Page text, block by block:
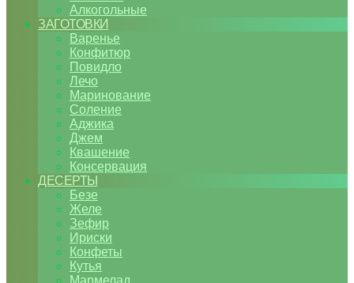
Алкогольные
ЗАГОТОВКИ
Варенье
Конфитюр
Повидло
Лечо
Маринование
Соление
Аджика
Джем
Квашение
Консервация
ДЕСЕРТЫ
Безе
Желе
Зефир
Ириски
Конфеты
Кутья
Мармелад